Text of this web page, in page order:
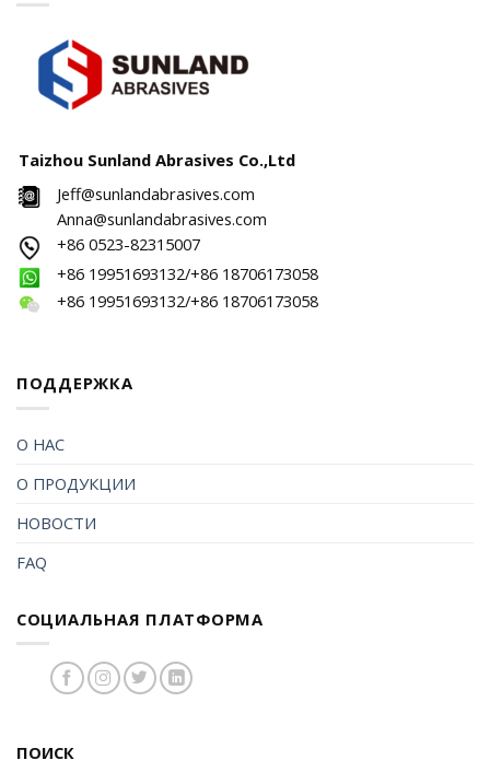
Taizhou Sunland Abrasives Co.,Ltd
Jeff@sunlandabrasives.com
Anna@sunlandabrasives.com
+86 0523-82315007
+86 19951693132/+86 18706173058
+86 19951693132/+86 18706173058
ПОДДЕРЖКА
О НАС
О ПРОДУКЦИИ
НОВОСТИ
FAQ
СОЦИАЛЬНАЯ ПЛАТФОРМА
ПОИСК